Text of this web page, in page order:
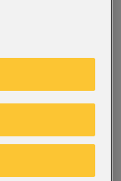
sprechen
Martin
verschiedene
Metropole
Spielplan